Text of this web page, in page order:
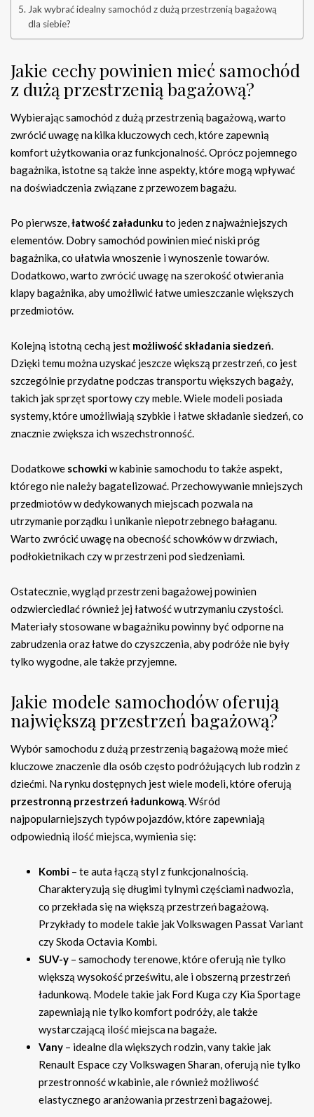
Jak wybrać idealny samochód z dużą przestrzenią bagażową
dla siebie?
Jakie cechy powinien mieć samochód
z dużą przestrzenią bagażową?
Wybierając samochód z dużą przestrzenią bagażową, warto
zwrócić uwagę na kilka kluczowych cech, które zapewnią
komfort użytkowania oraz funkcjonalność. Oprócz pojemnego
bagażnika, istotne są także inne aspekty, które mogą wpływać
na doświadczenia związane z przewozem bagażu.
Po pierwsze,łatwość załadunku to jeden z najważniejszych
elementów. Dobry samochód powinien mieć niski próg
bagażnika, co ułatwia wnoszenie i wynoszenie towarów.
Dodatkowo, warto zwrócić uwagę na szerokość otwierania
klapy bagażnika, aby umożliwić łatwe umieszczanie większych
przedmiotów.
Kolejną istotną cechą jest możliwość składania siedzeń.
Dzięki temu można uzyskać jeszcze większą przestrzeń, co jest
szczególnie przydatne podczas transportu większych bagaży,
takich jak sprzęt sportowy czy meble. Wiele modeli posiada
systemy, które umożliwiają szybkie i łatwe składanie siedzeń, co
znacznie zwiększa ich wszechstronność.
Dodatkowe schowkiw kabinie samochodu to także aspekt,
którego nie należy bagatelizować. Przechowywanie mniejszych
przedmiotów w dedykowanych miejscach pozwala na
utrzymanie porządku i unikanie niepotrzebnego bałaganu.
Warto zwrócić uwagę na obecność schowków w drzwiach,
podłokietnikach czy w przestrzeni pod siedzeniami.
Ostatecznie, wygląd przestrzeni bagażowej powinien
odzwierciedlać również jej łatwość w utrzymaniu czystości.
Materiały stosowane w bagażniku powinny być odporne na
zabrudzenia oraz łatwe do czyszczenia, aby podróże nie były
tylko wygodne, ale także przyjemne.
Jakie modele samochodów oferują
największą przestrzeń bagażową?
Wybór samochodu z dużą przestrzenią bagażową może mieć
kluczowe znaczenie dla osób często podróżujących lub rodzin z
dziećmi. Na rynku dostępnych jest wiele modeli, które oferują
przestronną przestrzeń ładunkową. Wśród
najpopularniejszych typów pojazdów, które zapewniają
odpowiednią ilość miejsca, wymienia się:
Kombi – te auta łączą styl z funkcjonalnością.
Charakteryzują się długimi tylnymi częściami nadwozia,
co przekłada się na większą przestrzeń bagażową.
Przykłady to modele takie jak Volkswagen Passat Variant
czy Skoda Octavia Kombi.
SUV-y – samochody terenowe, które oferują nie tylko
większą wysokość prześwitu, ale i obszerną przestrzeń
ładunkową. Modele takie jak Ford Kuga czy Kia Sportage
zapewniają nie tylko komfort podróży, ale także
wystarczającą ilość miejsca na bagaże.
Vany – idealne dla większych rodzin, vany takie jak
Renault Espace czy Volkswagen Sharan, oferują nie tylko
przestronność w kabinie, ale również możliwość
elastycznego aranżowania przestrzeni bagażowej.